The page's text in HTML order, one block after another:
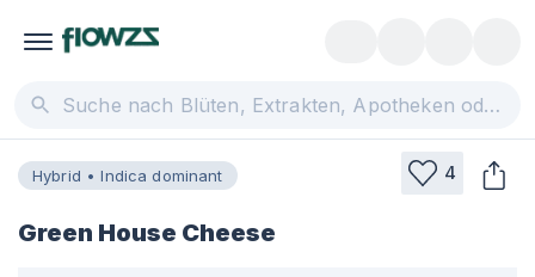
Hybrid • Indica dominant 4
Green House Cheese